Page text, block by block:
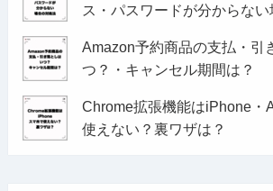
ス・パスワードが分からな
Amazon予約商品の支払・引
つ？・キャンセル期間は？
Chrome拡張機能はiPhone・
使えない？裏ワザは？